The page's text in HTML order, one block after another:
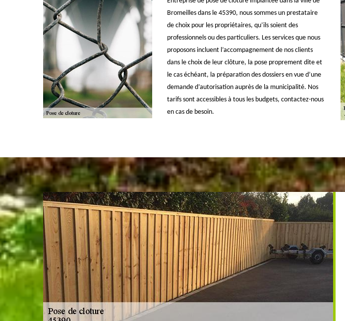
Bromeilles dans le 45390, nous sommes un prestataire
de choix pour les propriétaires, qu’ils soient des
professionnels ou des particuliers. Les services que nous
proposons incluent l’accompagnement de nos clients
dans le choix de leur clôture, la pose proprement dite et
le cas échéant, la préparation des dossiers en vue d’une
demande d’autorisation auprès de la municipalité. Nos
tarifs sont accessibles à tous les budgets, contactez-nous
en cas de besoin.